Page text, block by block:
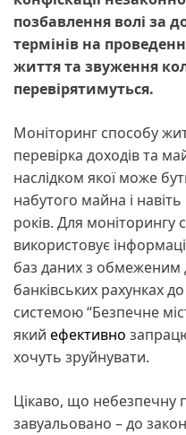
позбавлення волі за
термінів на
життя та звуження
перевірятимуться.
Моніторинг способу
перевірка доходів та
наслідком якої може
набутого майна і
років. Для
використовує
баз даних з обмеженим
банківських рахунках до
системою “Безпечне
який ефективно
хочуть зруйнувати.
Цікаво, що небезпечну
завуальовано – до